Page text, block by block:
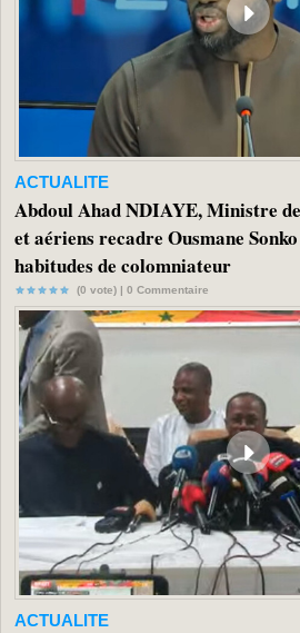
ACTUALITE
Abdoul Ahad NDIAYE, Ministre
et aériens recadre Ousmane
habitudes de colomniateur
(0 vote) | 0 Commentaire
ACTUALITE